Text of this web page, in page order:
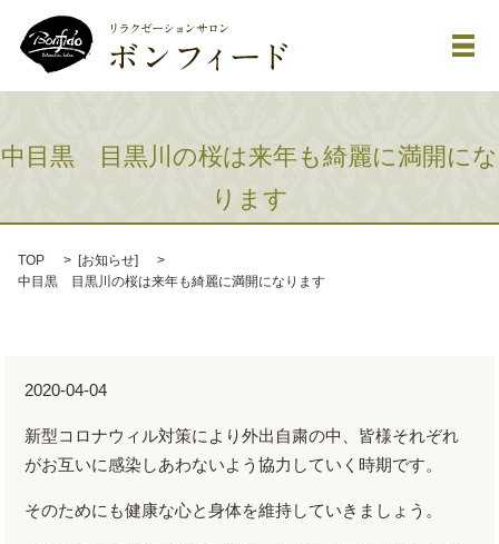
メ
中目黒 目黒川の桜は来年も綺麗に満開にな
ります
TOP [お知らせ]
中目黒 目黒川の桜は来年も綺麗に満開になります
2020-04-04
新型コロナウィル対策により外出自粛の中、皆様それぞれ
がお互いに感染しあわないよう協力していく時期です。
そのためにも健康な心と身体を維持していきましょう。